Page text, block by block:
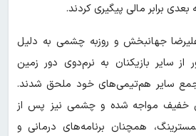
بعدی برابر مالی پیگیری کردند.
جهانبخش و روزبه چشمی به دلیل
سایر بازیکنان به نرم‌دوی دور زمین
جمع سایر هم‌تیمی‌های خود ملحق شدند.
خفیف مواجه شده و چشمی نیز پس از
همچنان برنامه‌های درمانی و